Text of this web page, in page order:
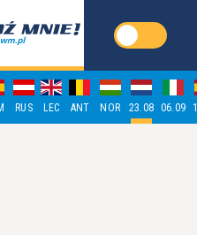
RUS LEC ANT NOR 23.08 06.09